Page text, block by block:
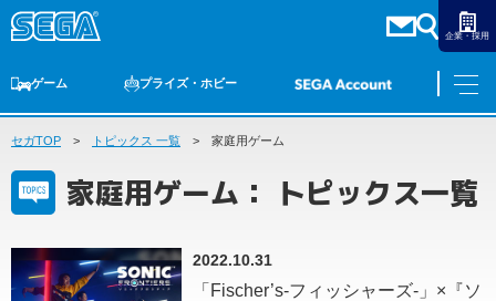
企業・採用
ゲーム
ゲームTOP 家庭用ゲーム PCゲーム
プライズ・ホビー
プライズ トイ S-FIRE セガ ラッキーくじ
ゲームTOP
PCゲーム
プライズ・ホビー
プライズ
トイ
アニメ
セガTOP トピックス 一覧 家庭用ゲーム
家庭用ゲーム： トピックス一覧
2022.10.31
「Fischer’s-フィッシャーズ-」×『ソ